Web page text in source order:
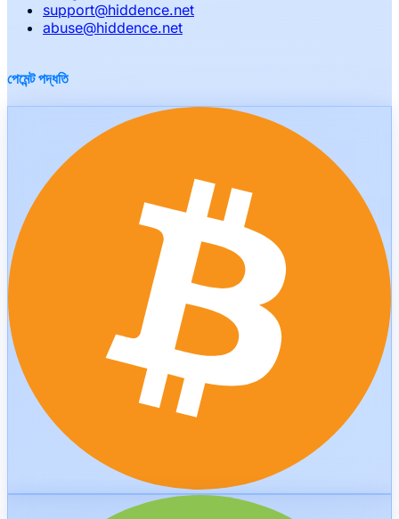
support@hiddence.net
abuse@hiddence.net
পেমেন্ট পদ্ধতি